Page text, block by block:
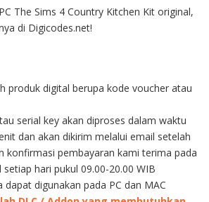
The Sims 4 Country Kitchen Kit original,
di Digicodes.net!
produk digital berupa kode voucher atau
serial key akan diproses dalam waktu
dan akan dikirim melalui email setelah
konfirmasi pembayaran kami terima pada
hari pukul 09.00-20.00 WIB
dapat digunakan pada PC dan MAC